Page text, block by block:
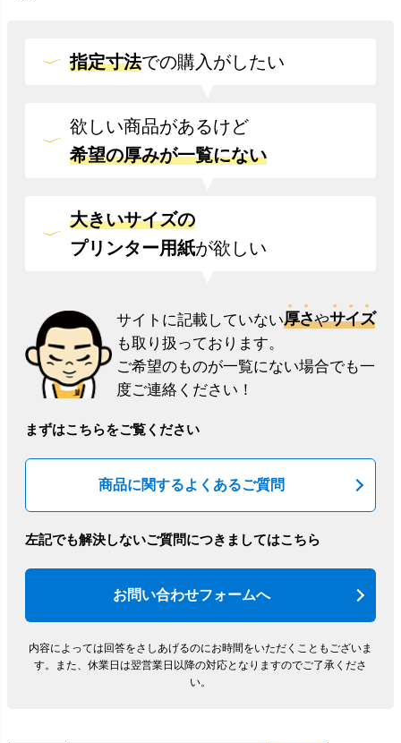
指定寸法での購入がしたい
欲しい商品があるけど
希望の厚みが一覧にない
大きいサイズの
プリンター用紙が欲しい
サイトに記載していない厚さやサイズ
も取り扱っております。
ご希望のものが一覧にない場合でも一
度ご連絡ください！
まずはこちらをご覧ください
商品に関するよくあるご質問
左記でも解決しないご質問につきましてはこちら
お問い合わせフォームへ
内容によっては回答をさしあげるのにお時間をいただくこともございま
す。
また、休業日は翌営業日以降の対応となりますのでご了承くださ
い。